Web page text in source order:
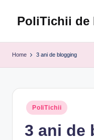
PoliTichii de
Home 3 ani de blogging
Posted
in
PoliTichii
3 ani de